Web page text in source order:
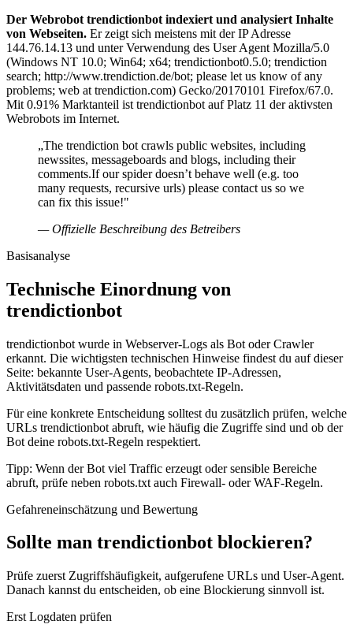
Der Webrobot trendictionbot indexiert und analysiert Inhalte
von Webseiten. Er zeigt sich meistens mit der IP Adresse
144.76.14.13 und unter Verwendung des User Agent Mozilla/5.0
(Windows NT 10.0; Win64; x64; trendictionbot0.5.0; trendiction
search; http://www.trendiction.de/bot; please let us know of any
problems; web at trendiction.com) Gecko/20170101 Firefox/67.0.
Mit 0.91% Marktanteil ist trendictionbot auf Platz 11 der aktivsten
Webrobots im Internet.
„The trendiction bot crawls public websites, including
newssites, messageboards and blogs, including their
comments.If our spider doesn’t behave well (e.g. too
many requests, recursive urls) please contact us so we
can fix this issue!"
— Offizielle Beschreibung des Betreibers
Basisanalyse
Technische Einordnung von
trendictionbot
trendictionbot wurde in Webserver-Logs als Bot oder Crawler
erkannt. Die wichtigsten technischen Hinweise findest du auf dieser
Seite: bekannte User-Agents, beobachtete IP-Adressen,
Aktivitätsdaten und passende robots.txt-Regeln.
Für eine konkrete Entscheidung solltest du zusätzlich prüfen, welche
URLs trendictionbot abruft, wie häufig die Zugriffe sind und ob der
Bot deine robots.txt-Regeln respektiert.
Tipp: Wenn der Bot viel Traffic erzeugt oder sensible Bereiche
abruft, prüfe neben robots.txt auch Firewall- oder WAF-Regeln.
Gefahreneinschätzung und Bewertung
Sollte man trendictionbot blockieren?
Prüfe zuerst Zugriffshäufigkeit, aufgerufene URLs und User-Agent.
Danach kannst du entscheiden, ob eine Blockierung sinnvoll ist.
Erst Logdaten prüfen